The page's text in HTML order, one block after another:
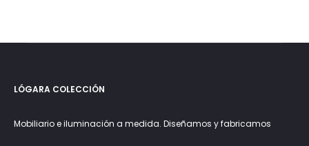
LÓGARA COLECCIÓN
Mobiliario e iluminación a medida. Diseñamos y fabricamos